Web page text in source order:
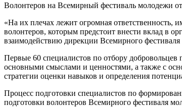
Волонтеров на Всемирный фестиваль молодежи
«На их плечах лежит огромная
волонтеров, которым предстоит внести вклад в
взаимодействию дирекции Всемирного
Первые 60 специалистов по отбору
основными смыслами и ценностями, а также с
стратегии оценки навыков и определения
Процесс подготовки специалистов по
подготовки волонтеров Всемирного фестиваля